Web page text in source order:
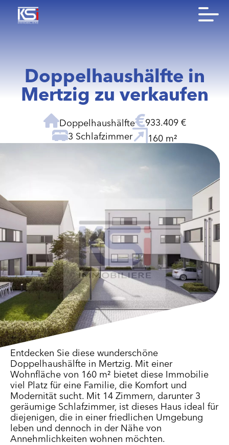
Doppelhaushälfte in
Mertzig zu verkaufen
Doppelhaushälfte
933.409 €
3 Schlafzimmer
160 m²
Entdecken Sie diese wunderschöne
Doppelhaushälfte in Mertzig. Mit einer
Wohnfläche von 160 m² bietet diese Immobilie
viel Platz für eine Familie, die Komfort und
Modernität sucht. Mit 14 Zimmern, darunter 3
geräumige Schlafzimmer, ist dieses Haus ideal für
diejenigen, die in einer friedlichen Umgebung
leben und dennoch in der Nähe von
Annehmlichkeiten wohnen möchten.